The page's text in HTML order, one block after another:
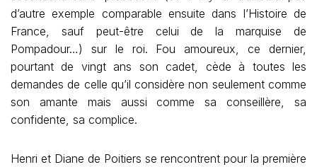
d’autre exemple comparable ensuite dans l’Histoire de
France, sauf peut-être celui de la marquise de
Pompadour…) sur le roi. Fou amoureux, ce dernier,
pourtant de vingt ans son cadet, cède à toutes les
demandes de celle qu’il considère non seulement comme
son amante mais aussi comme sa conseillère, sa
confidente, sa complice.
Henri et Diane de Poitiers se rencontrent pour la première